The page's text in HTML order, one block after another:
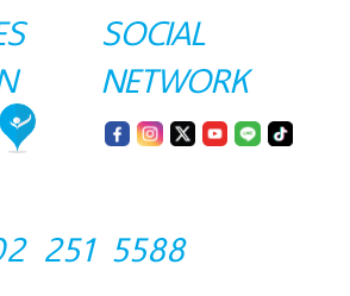
SOCIAL
NETWORK
251 5588